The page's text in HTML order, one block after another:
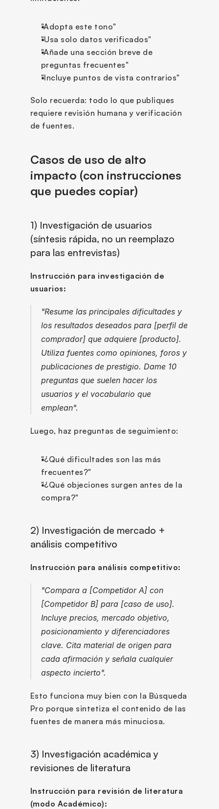
"Adopta este tono"
"Usa solo datos verificados"
"Añade una sección breve de
preguntas frecuentes"
"Incluye puntos de vista contrarios"
Solo recuerda: todo lo que publiques
requiere revisión humana y verificación
de fuentes.
Casos de uso de alto
impacto (con instrucciones
que puedes copiar)
1) Investigación de usuarios
(síntesis rápida, no un reemplazo
para las entrevistas)
Instrucción para investigación de
usuarios:
"Resume las principales dificultades y
los resultados deseados para [perfil de
comprador] que adquiere [producto].
Utiliza fuentes como opiniones, foros y
publicaciones de prestigio. Dame 10
preguntas que suelen hacer los
usuarios y el vocabulario que
emplean".
Luego, haz preguntas de seguimiento:
"¿Qué dificultades son las más
frecuentes?"
"¿Qué objeciones surgen antes de la
compra?"
2) Investigación de mercado +
análisis competitivo
Instrucción para análisis competitivo:
"Compara a [Competidor A] con
[Competidor B] para [caso de uso].
Incluye precios, mercado objetivo,
posicionamiento y diferenciadores
clave. Cita material de origen para
cada afirmación y señala cualquier
aspecto incierto".
Esto funciona muy bien con la Búsqueda
Pro porque sintetiza el contenido de las
fuentes de manera más minuciosa.
3) Investigación académica y
revisiones de literatura
Instrucción para revisión de literatura
(modo Académico):